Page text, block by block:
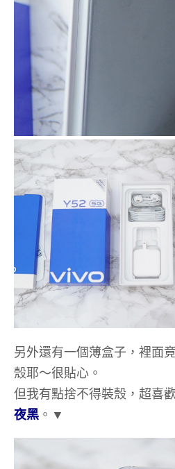
另外還有一個薄盒子，裡面
殼耶～很貼心。
但我有點捨不得裝殼，超喜
夜黑 。▼